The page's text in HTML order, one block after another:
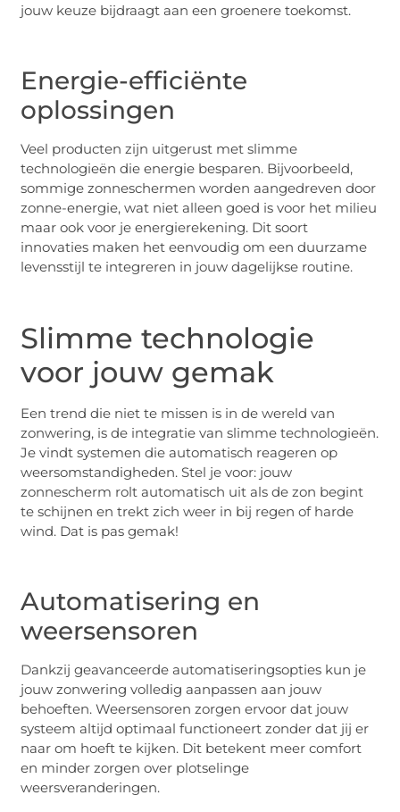
jouw keuze bijdraagt aan een groenere toekomst.
Energie-efficiënte
oplossingen
Veel producten zijn uitgerust met slimme
technologieën die energie besparen. Bijvoorbeeld,
sommige zonneschermen worden aangedreven door
zonne-energie, wat niet alleen goed is voor het milieu
maar ook voor je energierekening. Dit soort
innovaties maken het eenvoudig om een duurzame
levensstijl te integreren in jouw dagelijkse routine.
Slimme technologie
voor jouw gemak
Een trend die niet te missen is in de wereld van
zonwering, is de integratie van slimme technologieën.
Je vindt systemen die automatisch reageren op
weersomstandigheden. Stel je voor: jouw
zonnescherm rolt automatisch uit als de zon begint
te schijnen en trekt zich weer in bij regen of harde
wind. Dat is pas gemak!
Automatisering en
weersensoren
Dankzij geavanceerde automatiseringsopties kun je
jouw zonwering volledig aanpassen aan jouw
behoeften. Weersensoren zorgen ervoor dat jouw
systeem altijd optimaal functioneert zonder dat jij er
naar om hoeft te kijken. Dit betekent meer comfort
en minder zorgen over plotselinge
weersveranderingen.